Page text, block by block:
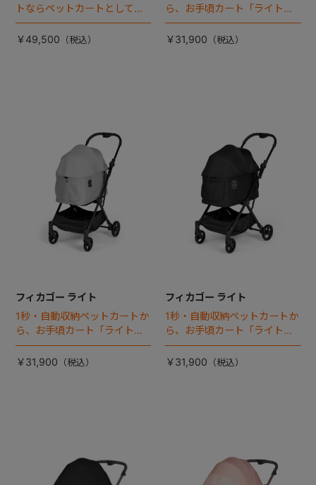
トならペットカートとしても
使える、耐荷重50㎏の大型犬
向けケージが登場！
￥49,500
ら、お手頃カート「ライト」
が登場！
￥31,900
フィカゴー ライト
1秒・自動収納ペットカートか
ら、お手頃カート「ライト」
が登場！
￥31,900
フィカゴー ライト
1秒・自動収納ペットカートか
ら、お手頃カート「ライト」
が登場！
￥31,900